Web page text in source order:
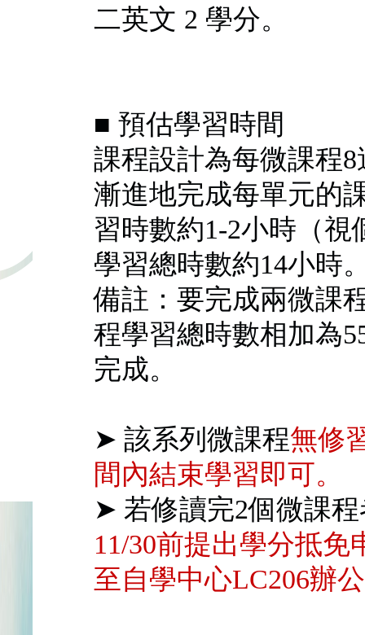
二英文 2 學分。
■ 預估學習時間
課程設計為每微課程
漸進地完成每單元的
習時數約1-2小時（
學習總時數約14小時
備註：要完成兩微課
程學習總時數相加為
完成。
➤ 該系列微課程無修
間內結束學習即可。
➤ 若修讀完2個微課
11/30前提出學分抵
至自學中心LC206辦